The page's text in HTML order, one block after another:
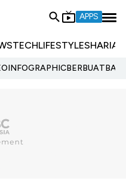
APPS
TECHLIFESTYLESHARIA
INFOGRAPHIC